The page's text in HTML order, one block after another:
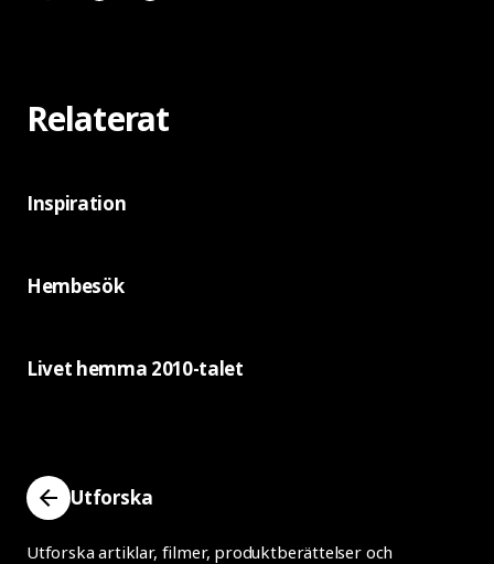
Relaterat
Inspiration
Hembesök
Livet hemma 2010-talet
Utforska
Utforska artiklar, filmer, produktberättelser och